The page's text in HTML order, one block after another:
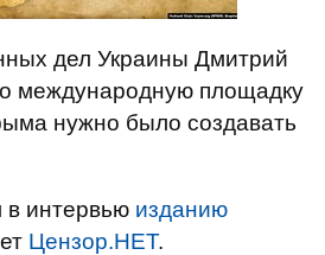
дел Украины Дмитрий
международную площадку
нужно было создавать
в интервью изданию
Цензор.НЕТ.